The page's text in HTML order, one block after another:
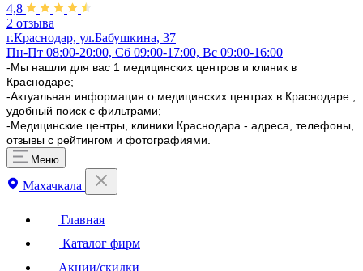
4,8
2 отзыва
г.Краснодар, ул.Бабушкина, 37
Пн-Пт 08:00-20:00, Сб 09:00-17:00, Вс 09:00-16:00
-Мы нашли для вас 1 медицинских центров и клиник в
Краснодаре;
-Актуальная информация о медицинских центрах в Краснодаре ,
удобный поиск с фильтрами;
-Медицинские центры, клиники Краснодара - адреса, телефоны,
отзывы с рейтингом и фотографиями.
Меню
Махачкала
Главная
Каталог фирм
Акции/скидки